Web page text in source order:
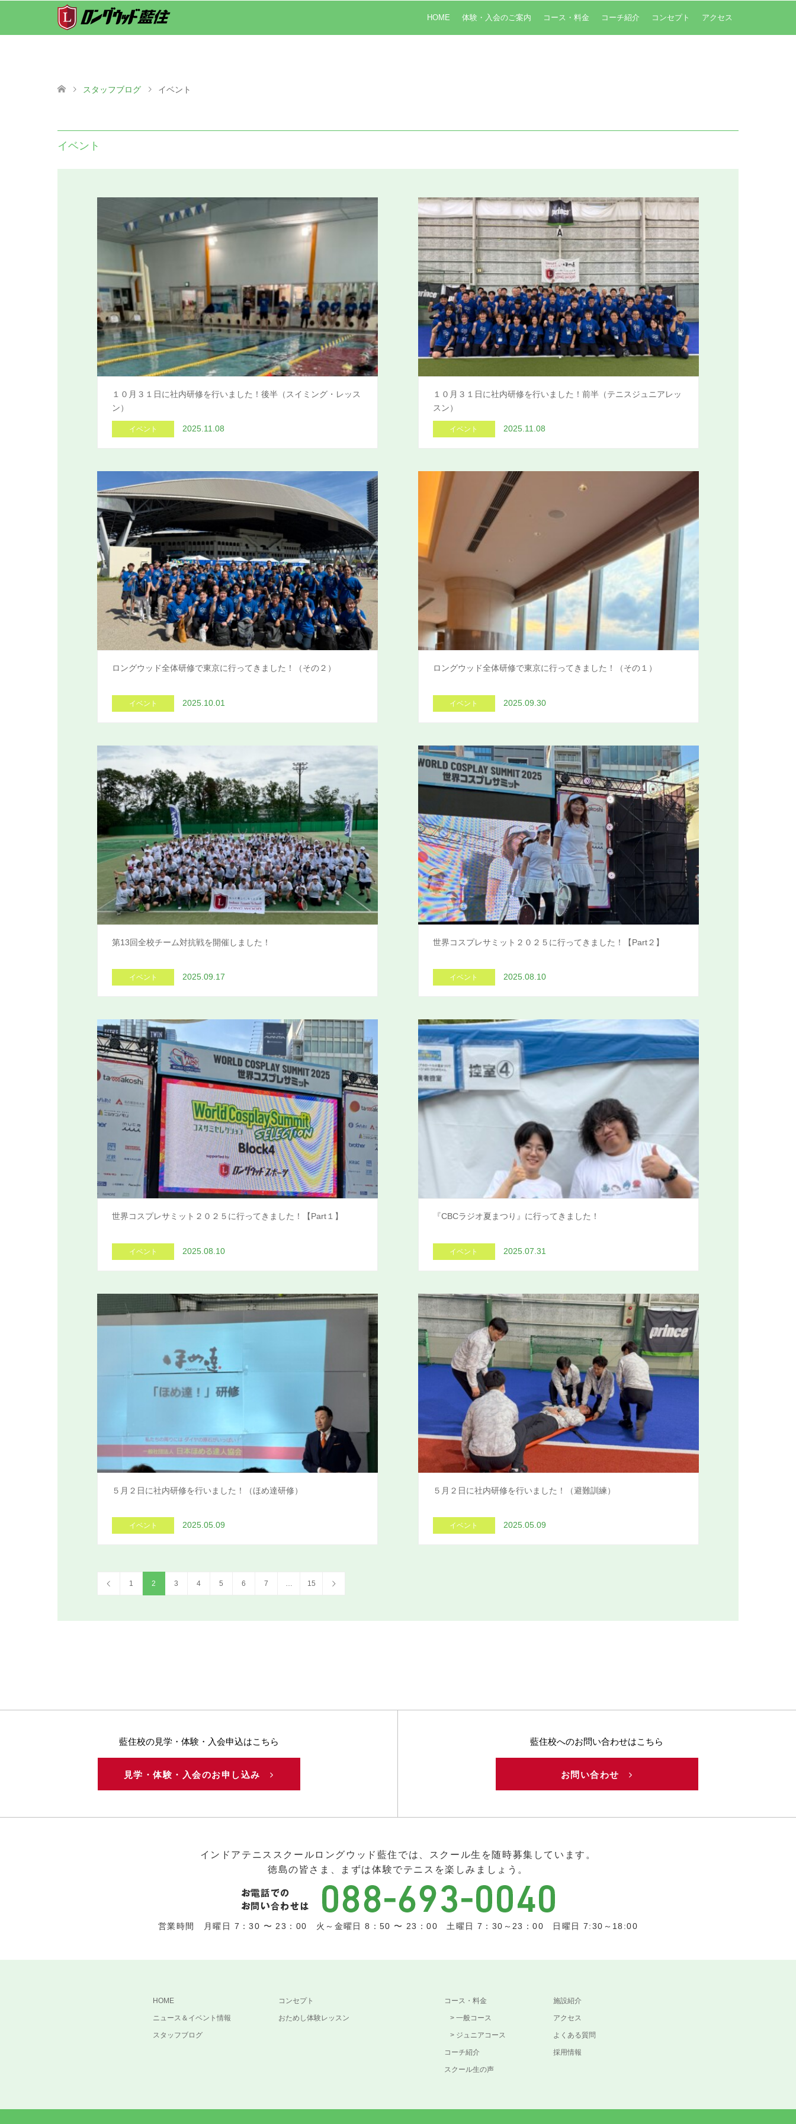
HOME 体験・入会のご案内 コース・料金 コーチ紹介 コンセプト アクセス
スタッフブログ イベント
イベント
１０月３１日に社内研修を行いました！後半（スイミング・レッス
ン）
イベント 2025.11.08
１０月３１日に社内研修を行いました！前半（テニスジュニアレッ
スン）
イベント 2025.11.08
ロングウッド全体研修で東京に行ってきました！（その２）
イベント 2025.10.01
ロングウッド全体研修で東京に行ってきました！（その１）
イベント 2025.09.30
第13回全校チーム対抗戦を開催しました！
イベント 2025.09.17
世界コスプレサミット２０２５に行ってきました！【Part２】
イベント 2025.08.10
世界コスプレサミット２０２５に行ってきました！【Part１】
イベント 2025.08.10
『CBCラジオ夏まつり』に行ってきました！
イベント 2025.07.31
５月２日に社内研修を行いました！（ほめ達研修）
イベント 2025.05.09
５月２日に社内研修を行いました！（避難訓練）
イベント 2025.05.09
1 2 3 4 5 6 7 … 15
藍住校の見学・体験・入会申込はこちら
見学・体験・入会のお申し込み
藍住校へのお問い合わせはこちら
お問い合わせ
インドアテニススクールロングウッド藍住では、スクール生を随時募集しています。
徳島の皆さま、まずは体験でテニスを楽しみましょう。
営業時間 月曜日 7：30 〜 23：00 火～金曜日 8：50 〜 23：00 土曜日 7：30～23：00 日曜日 7:30～18:00
HOME
ニュース＆イベント情報
スタッフブログ
コンセプト
おためし体験レッスン
コース・料金
一般コース
ジュニアコース
コーチ紹介
スクール生の声
施設紹介
アクセス
よくある質問
採用情報